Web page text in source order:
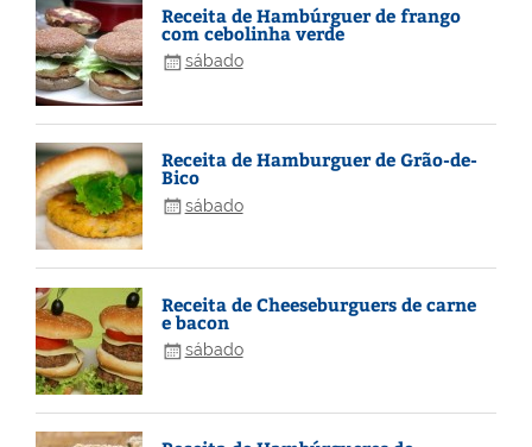
Receita de Hambúrguer de frango
com cebolinha verde
sábado
Receita de Hamburguer de Grão-de-
Bico
sábado
Receita de Cheeseburguers de carne
e bacon
sábado